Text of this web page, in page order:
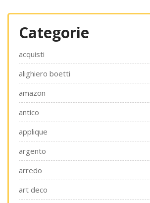
Categorie
acquisti
alighiero boetti
amazon
antico
applique
argento
arredo
art deco